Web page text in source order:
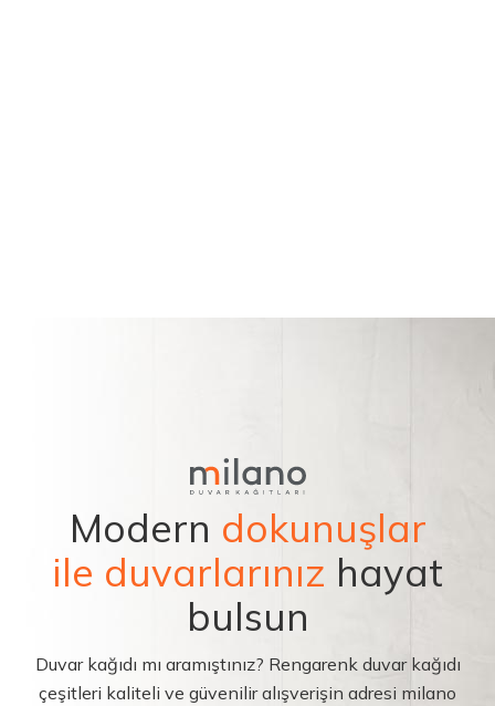
Modern dokunuşlar
ile duvarlarınız hayat
bulsun
Duvar kağıdı mı aramıştınız? Rengarenk duvar kağıdı
çeşitleri kaliteli ve güvenilir alışverişin adresi milano